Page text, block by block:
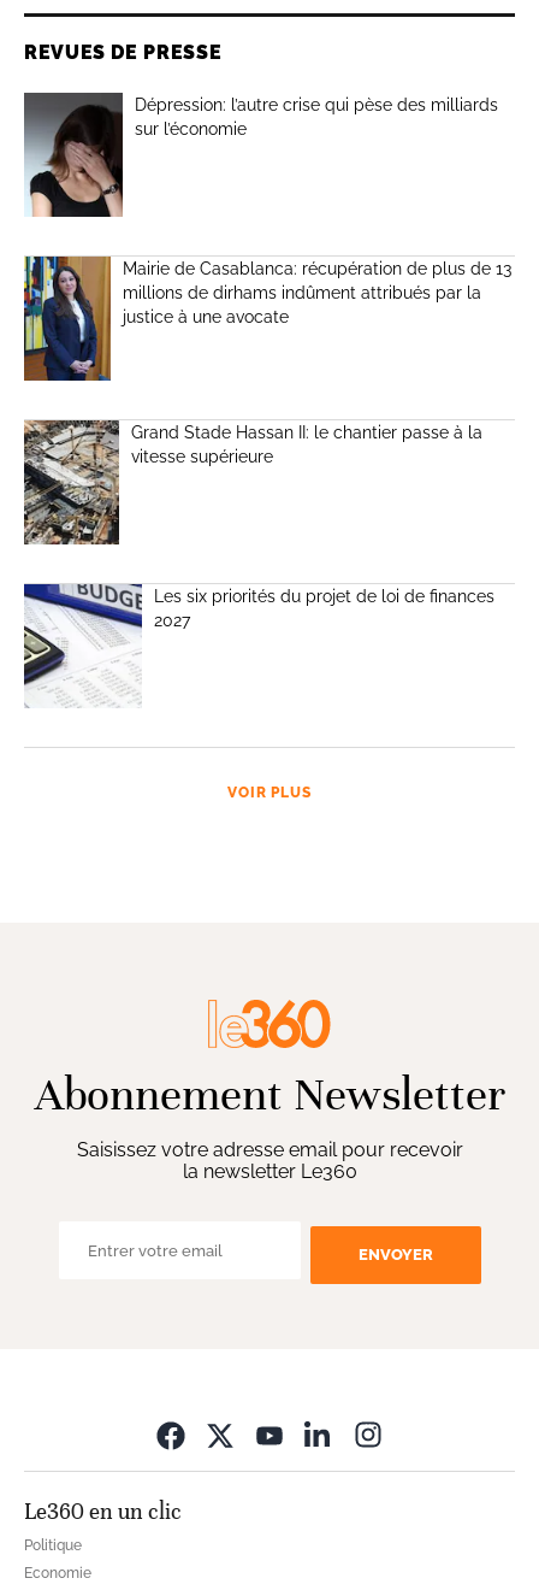
REVUES DE PRESSE
Dépression: l’autre crise qui pèse des milliards
sur l’économie
Mairie de Casablanca: récupération de plus de 13
millions de dirhams indûment attribués par la
justice à une avocate
Grand Stade Hassan II: le chantier passe à la
vitesse supérieure
Les six priorités du projet de loi de finances
2027
VOIR PLUS
Abonnement Newsletter
Saisissez votre adresse email pour recevoir
la newsletter Le360
ENVOYER
Le360 en un clic
Politique
Economie